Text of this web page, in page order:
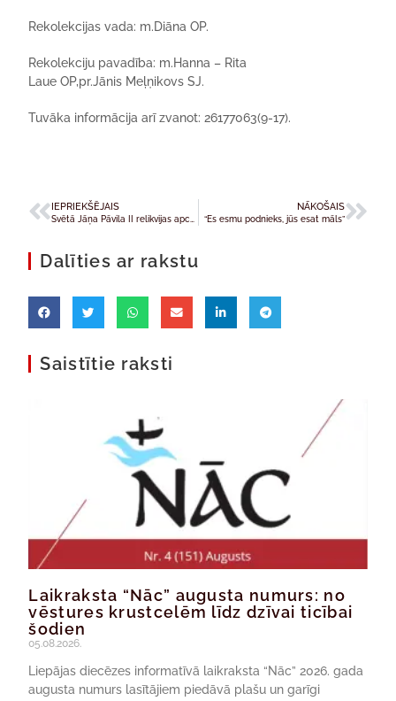
Rekolekcijas vada: m.Diāna OP.
Rekolekciju pavadība: m.Hanna – Rita
LaueOP,pr.Jānis Meļņikovs SJ.
Tuvāka informācija arī zvanot: 26177063(9-17).
IEPRIEKŠĒJAIS NĀKOŠAIS
“Es esmu podnieks, jūs esat māls”
Dalīties ar rakstu
Saistītie raksti
Laikraksta “Nāc” augusta numurs: no
vēstures krustcelēm līdz dzīvai ticībai
šodien
05.08.2026.
Liepājas diecēzes informatīvā laikraksta “Nāc” 2026. gada
augusta numurs lasītājiem piedāvā plašu un garīgi